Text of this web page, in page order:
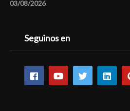
03/08/2026
Seguinos en